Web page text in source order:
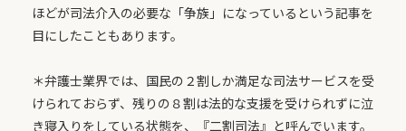
ほどが司法介入の必要な「争族」になっているという記事を
目にしたこともあります。
＊弁護士業界では、国民の２割しか満足な司法サービスを受
けられておらず、残りの８割は法的な支援を受けられずに泣
き寝入りをしている状態を、『二割司法』と呼んでいます。